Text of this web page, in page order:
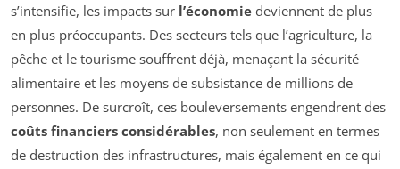
s’intensifie, les impacts sur l’économie deviennent de plus
en plus préoccupants. Des secteurs tels que l’agriculture, la
pêche et le tourisme souffrent déjà, menaçant la sécurité
alimentaire et les moyens de subsistance de millions de
personnes. De surcroît, ces bouleversements engendrent des
coûts financiers considérables, non seulement en termes
de destruction des infrastructures, mais également en ce qui